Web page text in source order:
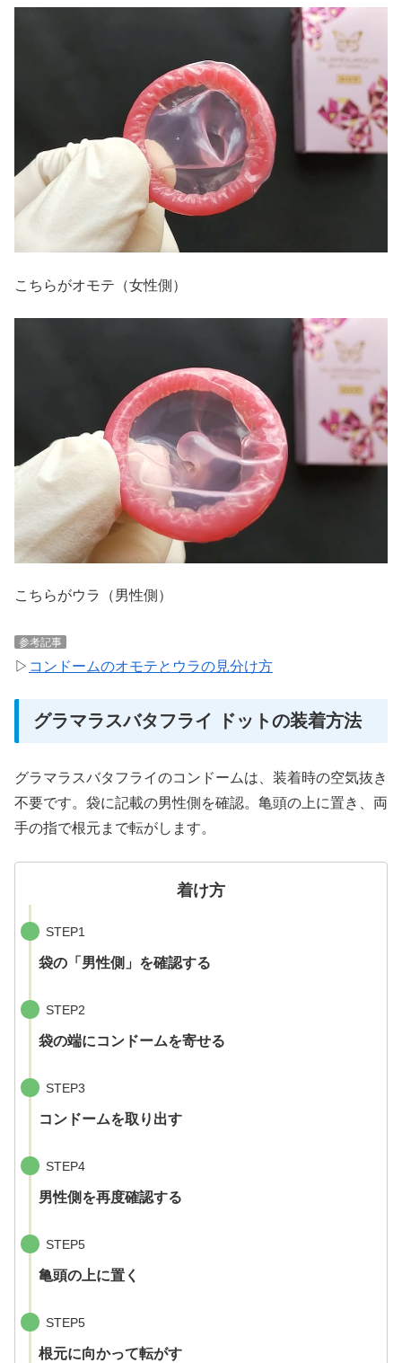
こちらがオモテ（女性側）
こちらがウラ（男性側）
参考記事
▷ コンドームのオモテとウラの見分け方
グラマラスバタフライ ドットの装着方法
グラマラスバタフライのコンドームは、装着時の空気抜き
不要です。袋に記載の男性側を確認。亀頭の上に置き、両
手の指で根元まで転がします。
着け方
STEP1
袋の「男性側」を確認する
STEP2
袋の端にコンドームを寄せる
STEP3
コンドームを取り出す
STEP4
男性側を再度確認する
STEP5
亀頭の上に置く
STEP5
根元に向かって転がす